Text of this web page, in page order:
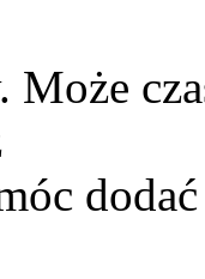
Może